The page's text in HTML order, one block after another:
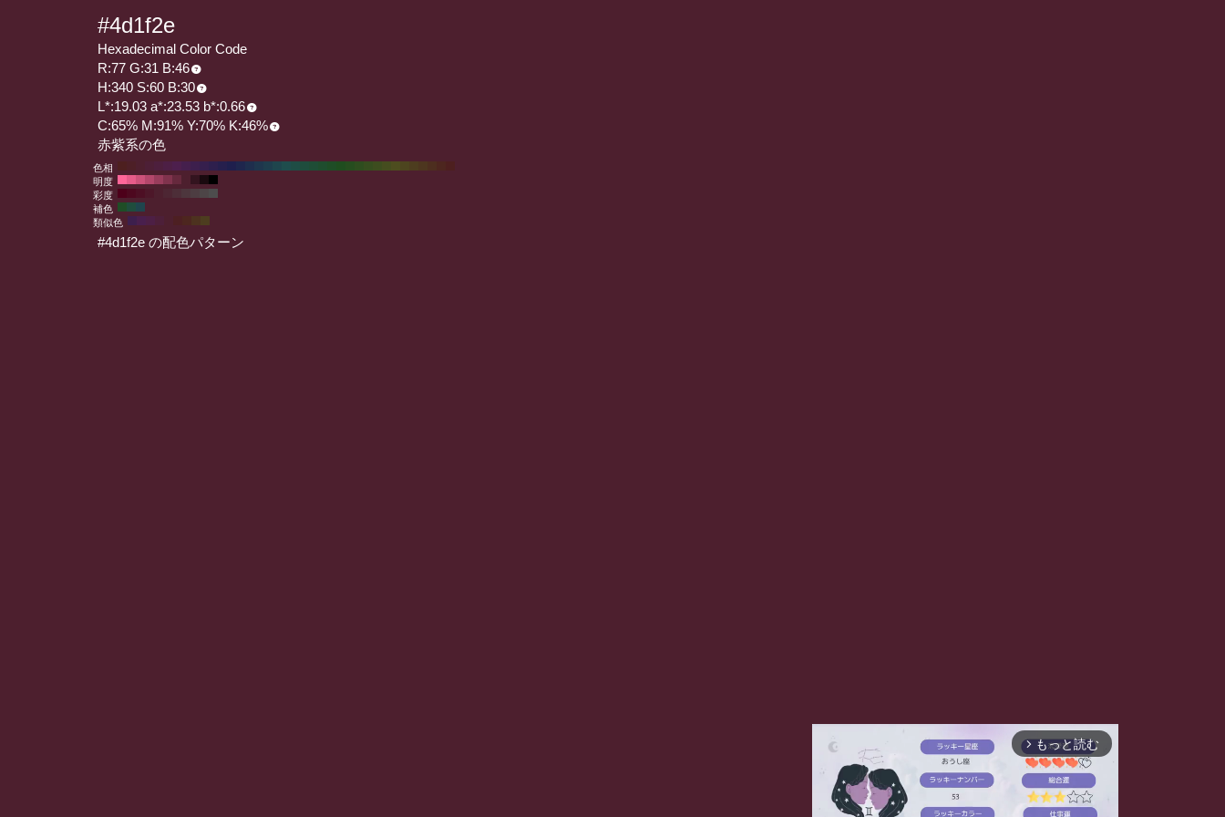
#4d1f2e
Hexadecimal Color Code
R:77 G:31 B:46
H:340 S:60 B:30
L*:19.03 a*:23.53 b*:0.66
C:65% M:91% Y:70% K:46%
赤紫系の色
色相
明度
彩度
補色
類似色
#4d1f2e の配色パターン
arrow_forward_ios もっと読む